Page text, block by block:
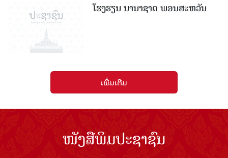
ໂຮງຮຽນ ນານາຊາດ ພອນສະຫວັນ
ເພີ່ມເຕີມ
ໜັງສືພິມປະຊາຊົນ